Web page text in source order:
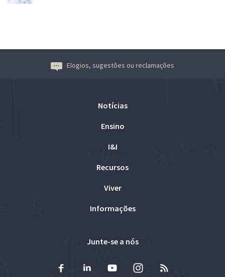
Elogios, sugestões ou reclamações
Notícias
Ensino
I&I
Recursos
Viver
Informações
Junte-se a nós